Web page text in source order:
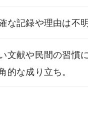
な記録や理由は不明
文献や民間の習慣
的な成り立ち。